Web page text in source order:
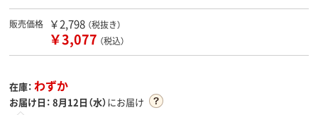
販売価格 ￥2,798 （税抜き）
￥3,077 （税込）
在庫： わずか
お届け日： 8月12日（水）にお届け